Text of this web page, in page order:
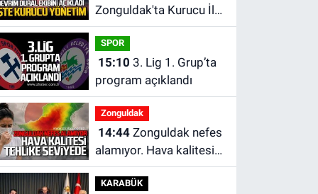
Zonguldak'ta Kurucu İl
Yönetim Kurulu belli
oldu
SPOR
15:10
program açıklandı
Zonguldak
14:44Zonguldak nefes
alamıyor. Hava kalitesi
tehlikeli seviyede.
KARABÜK